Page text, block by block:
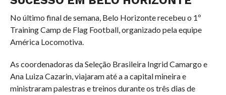
No último final de semana, Belo Horizonte recebeu o 1º
Training Camp de Flag Football, organizado pela equipe
América Locomotiva.
As coordenadoras da Seleção Brasileira Ingrid Camargo e
Ana Luiza Cazarin, viajaram até a a capital mineira e
ministraram palestras e treinos durante os três dias de